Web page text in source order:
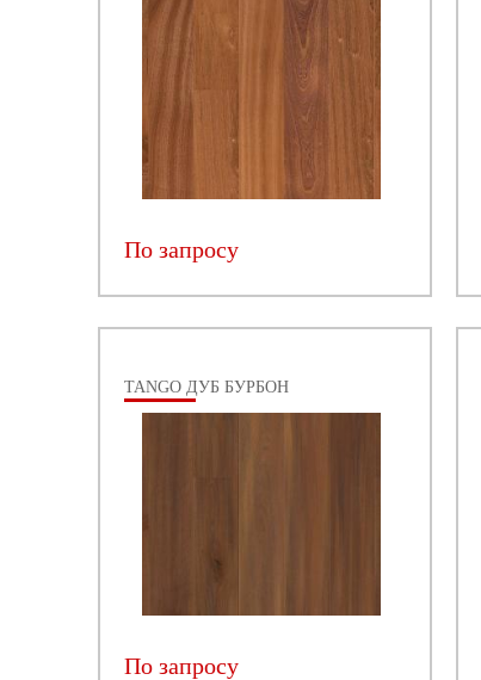
По запросу
TANGO ДУБ БУРБОН
По запросу